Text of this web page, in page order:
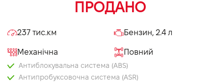
ПРОДАНО
237 тис.км Бензин, 2.4 л
Механічна Повний
Антиблокувальна система (ABS)
Антипробуксовочна система (ASR)
Підпишись на наш канал та слідкуй за